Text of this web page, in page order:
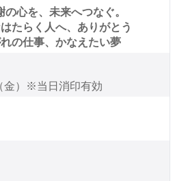
の心を、未来へつなぐ。
たらく人へ、ありがとう
れの仕事、かなえたい夢
金）※当日消印有効